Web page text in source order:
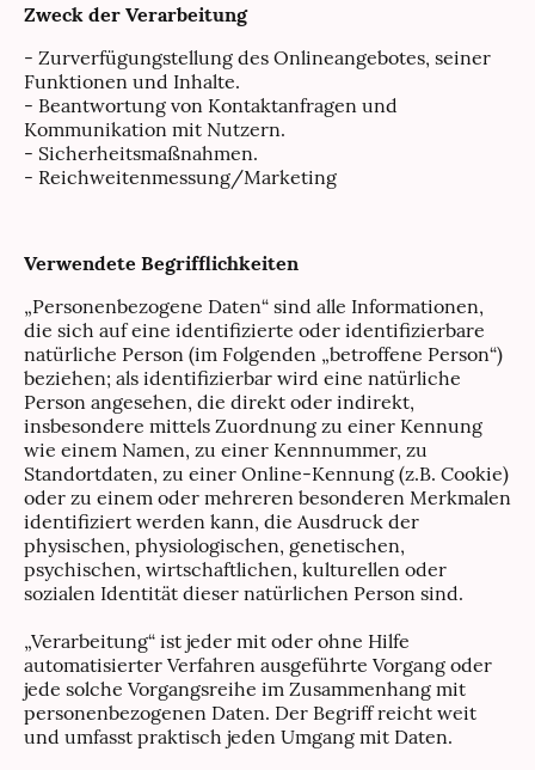
Zweck der Verarbeitung
- Zurverfügungstellung des Onlineangebotes, seiner
Funktionen und Inhalte.
- Beantwortung von Kontaktanfragen und
Kommunikation mit Nutzern.
- Sicherheitsmaßnahmen.
- Reichweitenmessung/Marketing
Verwendete Begrifflichkeiten
„Personenbezogene Daten“ sind alle Informationen,
die sich auf eine identifizierte oder identifizierbare
natürliche Person (im Folgenden „betroffene Person“)
beziehen; als identifizierbar wird eine natürliche
Person angesehen, die direkt oder indirekt,
insbesondere mittels Zuordnung zu einer Kennung
wie einem Namen, zu einer Kennnummer, zu
Standortdaten, zu einer Online-Kennung (z.B. Cookie)
oder zu einem oder mehreren besonderen Merkmalen
identifiziert werden kann, die Ausdruck der
physischen, physiologischen, genetischen,
psychischen, wirtschaftlichen, kulturellen oder
sozialen Identität dieser natürlichen Person sind.
„Verarbeitung“ ist jeder mit oder ohne Hilfe
automatisierter Verfahren ausgeführte Vorgang oder
jede solche Vorgangsreihe im Zusammenhang mit
personenbezogenen Daten. Der Begriff reicht weit
und umfasst praktisch jeden Umgang mit Daten.